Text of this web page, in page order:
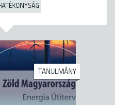
TANULMÁNY